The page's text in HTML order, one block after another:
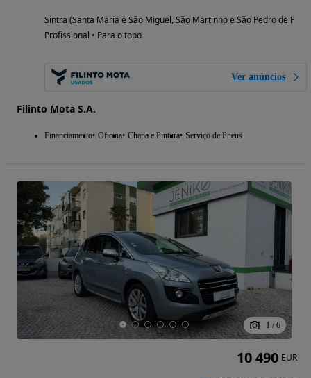
Sintra (Santa Maria e São Miguel, São Martinho e São Pedro de
Profissional • Para o topo
Ver anúncios
Filinto Mota S.A.
Financiamento Oficina Chapa e Pintura Serviço de Pneus
1 / 6
10 490 EUR